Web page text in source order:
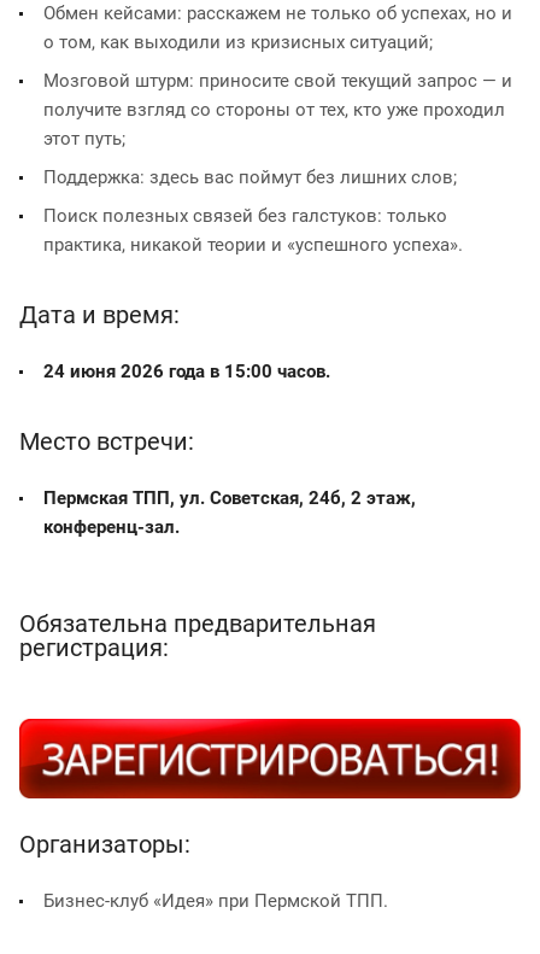
Обмен кейсами: расскажем не только об успехах, но и
о том, как выходили из кризисных ситуаций;
Мозговой штурм: приносите свой текущий запрос — и
получите взгляд со стороны от тех, кто уже проходил
этот путь;
Поддержка: здесь вас поймут без лишних слов;
Поиск полезных связей без галстуков: только
практика, никакой теории и «успешного успеха».
Дата и время:
24 июня 2026 года в 15:00 часов.
Место встречи:
Пермская ТПП, ул. Советская, 24б, 2 этаж,
конференц-зал.
Обязательна предварительная
регистрация:
Организаторы:
Бизнес-клуб «Идея» при Пермской ТПП.